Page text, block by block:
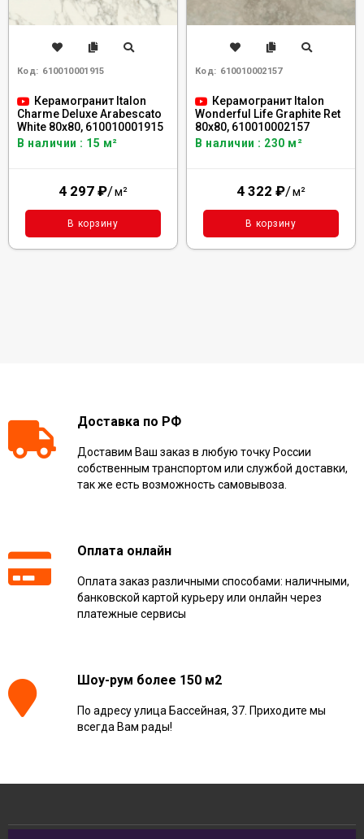
Код: 610010001915
Керамогранит Italon
Charme Deluxe Arabescato
White 80x80, 610010001915
В наличии : 15 м²
4 297 ₽/м²
В корзину
Код: 610010002157
Керамогранит Italon
Wonderful Life Graphite Ret
80x80, 610010002157
В наличии : 230 м²
4 322 ₽/м²
В корзину
Доставка по РФ
Доставим Ваш заказ в любую точку России
собственным транспортом или службой доставки,
так же есть возможность самовывоза.
Оплата онлайн
Оплата заказ различными способами: наличными,
банковской картой курьеру или онлайн через
платежные сервисы
Шоу-рум более 150 м2
По адресу улица Бассейная, 37. Приходите мы
всегда Вам рады!